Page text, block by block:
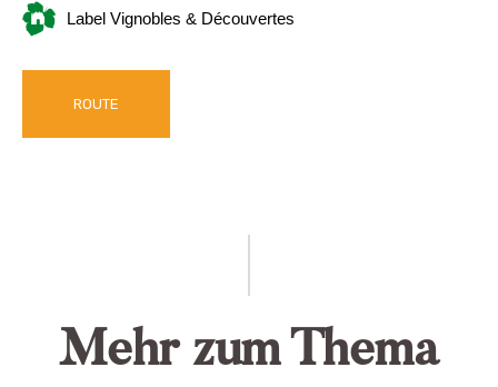
Label Vignobles & Découvertes
ROUTE
Mehr zum Thema